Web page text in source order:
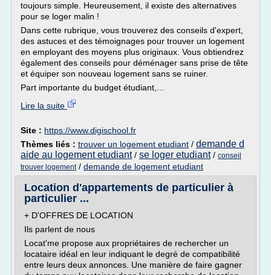
toujours simple. Heureusement, il existe des alternatives
pour se loger malin !
Dans cette rubrique, vous trouverez des conseils d'expert,
des astuces et des témoignages pour trouver un logement
en employant des moyens plus originaux. Vous obtiendrez
également des conseils pour déménager sans prise de tête
et équiper son nouveau logement sans se ruiner.
Part importante du budget étudiant,...
Lire la suite
Site : https://www.digischool.fr
Thèmes liés : trouver un logement etudiant / demande d
aide au logement etudiant/ se loger etudiant/ conseil
trouver logement/ demande de logement etudiant
Location d'appartements de particulier à
particulier ...
+ D'OFFRES DE LOCATION
Ils parlent de nous
Locat'me propose aux propriétaires de rechercher un
locataire idéal en leur indiquant le degré de compatibilité
entre leurs deux annonces. Une manière de faire gagner